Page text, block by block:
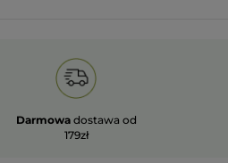
Darmowa dostawa od
179zł